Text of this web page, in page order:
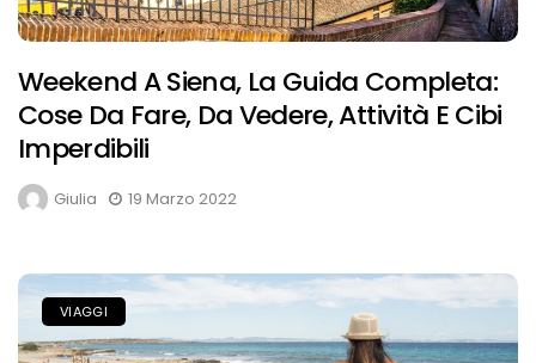
Weekend A Siena, La Guida Completa:
Cose Da Fare, Da Vedere, Attività E Cibi
Imperdibili
Giulia 19 Marzo 2022
VIAGGI